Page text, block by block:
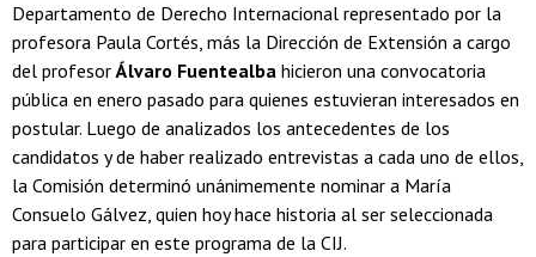
Departamento de Derecho Internacional representado por la
profesora Paula Cortés, más la Dirección de Extensión a cargo
del profesorÁlvaro Fuentealba hicieron una convocatoria
pública en enero pasado para quienes estuvieran interesados en
postular. Luego de analizados los antecedentes de los
candidatos y de haber realizado entrevistas a cada uno de ellos,
la Comisión determinó unánimemente nominar a María
Consuelo Gálvez, quien hoy hace historia al ser seleccionada
para participar en este programa de la CIJ.